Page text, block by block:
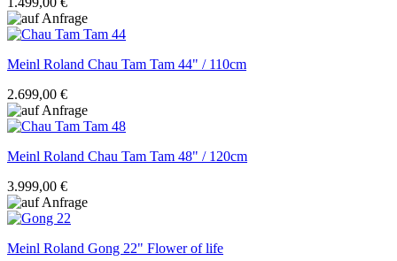
Meinl Roland Chau Tam Tam 44" / 110cm
2.699,00 €
Meinl Roland Chau Tam Tam 48" / 120cm
3.999,00 €
Meinl Roland Gong 22" Flower of life